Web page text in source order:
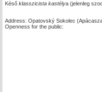
Késő klasszicista kastélya (jelenleg
Address: Opatovský Sokolec
Openness for the public: